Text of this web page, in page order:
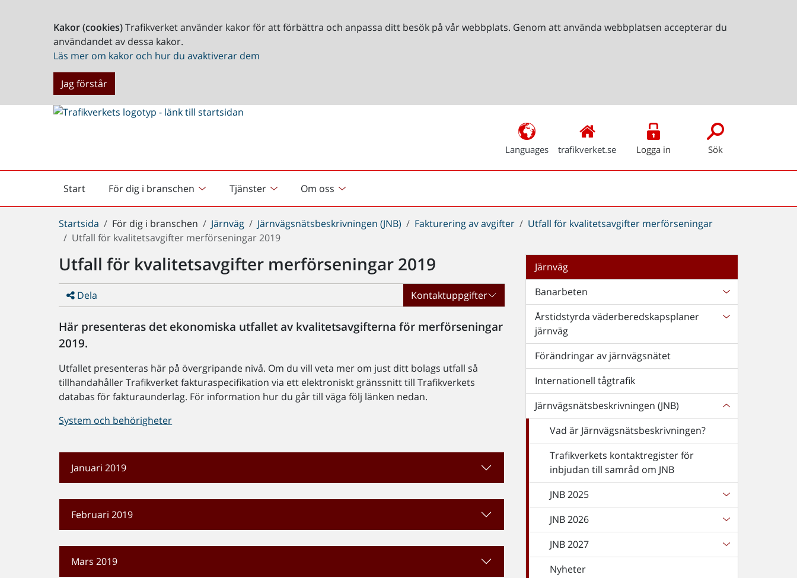
Kakor (cookies)Trafikverket använder kakor för att förbättra och anpassa ditt besök på vår webbplats. Genom att använda webbplatsen accepterar du
användandet av dessa kakor.
Läs mer om kakor och hur du avaktiverar dem
Jag förstår
Languages trafikverket.se Logga in Sök
Start
Startsida För dig i branschen Tjänster Om oss
Du
är
Startsida För dig i branschen Järnväg Järnvägsnätsbeskrivningen (JNB) Fakturering av avgifter
Utfall för kvalitetsavgifter merförseningar
Utfall för kvalitetsavgifter merförseningar 2019
Utfall för kvalitetsavgifter merförseningar 2019
Dela Kontaktuppgifter
Här presenteras det ekonomiska utfallet av kvalitetsavgifterna för merförseningar
2019.
Utfallet presenteras här på övergripande nivå. Om du vill veta mer om just ditt bolags utfall så
tillhandahåller Trafikverket fakturaspecifikation via ett elektroniskt gränssnitt till Trafikverkets
databas för fakturaunderlag. För information hur du går till väga följ länken nedan.
System och behörigheter
Januari 2019
Februari 2019
Mars 2019
Järnväg
Banarbeten
Årstidstyrda väderberedskapsplaner
järnväg
Förändringar av järnvägsnätet
Internationell tågtrafik
Järnvägsnätsbeskrivningen (JNB)
Vad är Järnvägsnätsbeskrivningen?
Trafikverkets kontaktregister för
inbjudan till samråd om JNB
JNB 2025
JNB 2026
JNB 2027
Nyheter